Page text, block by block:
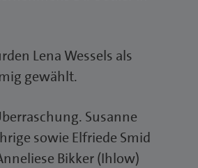
Lena Wessels als
gewählt.
Susanne
sowie Elfriede Smid
Bikker (Ihlow)